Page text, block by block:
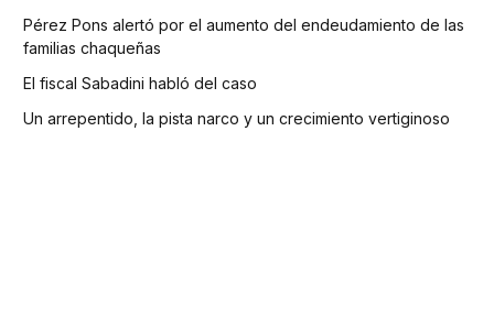
Pérez Pons alertó por el aumento del endeudamiento de las
familias chaqueñas
El fiscal Sabadini habló del caso
Un arrepentido, la pista narco y un crecimiento vertiginoso